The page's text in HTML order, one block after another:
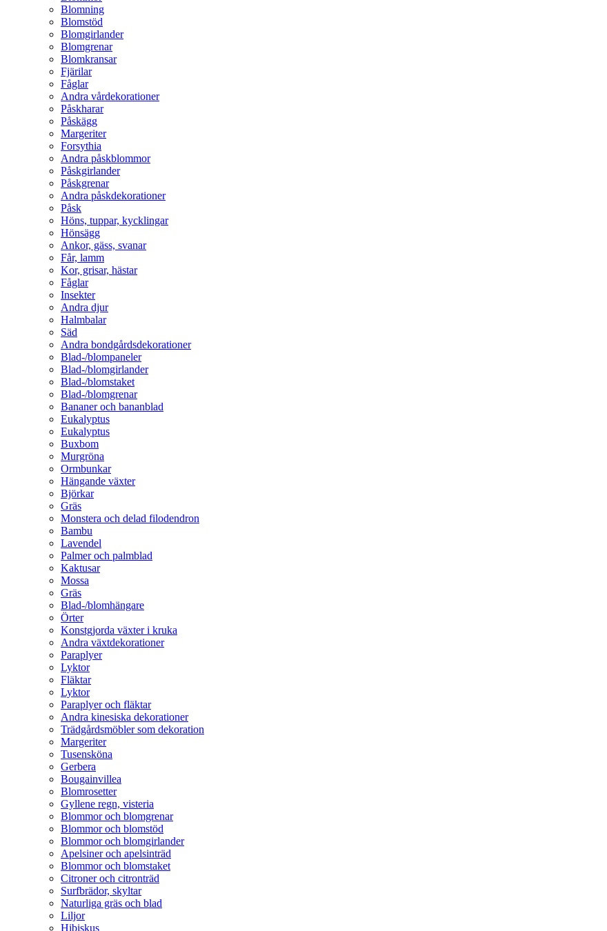
Blomning
Blomstöd
Blomgirlander
Blomgrenar
Blomkransar
Fjärilar
Fåglar
Andra vårdekorationer
Påskharar
Påskägg
Margeriter
Forsythia
Andra påskblommor
Påskgirlander
Påskgrenar
Andra påskdekorationer
Påsk
Höns, tuppar, kycklingar
Hönsägg
Ankor, gäss, svanar
Får, lamm
Kor, grisar, hästar
Fåglar
Insekter
Andra djur
Halmbalar
Säd
Andra bondgårdsdekorationer
Blad-/blompaneler
Blad-/blomgirlander
Blad-/blomstaket
Blad-/blomgrenar
Bananer och bananblad
Eukalyptus
Eukalyptus
Buxbom
Murgröna
Ormbunkar
Hängande växter
Björkar
Gräs
Monstera och delad filodendron
Bambu
Lavendel
Palmer och palmblad
Kaktusar
Mossa
Gräs
Blad-/blomhängare
Örter
Konstgjorda växter i kruka
Andra växtdekorationer
Paraplyer
Lyktor
Fläktar
Lyktor
Paraplyer och fläktar
Andra kinesiska dekorationer
Trädgårdsmöbler som dekoration
Margeriter
Tusensköna
Gerbera
Bougainvillea
Blomrosetter
Gyllene regn, visteria
Blommor och blomgrenar
Blommor och blomstöd
Blommor och blomgirlander
Apelsiner och apelsinträd
Blommor och blomstaket
Citroner och citronträd
Surfbrädor, skyltar
Naturliga gräs och blad
Liljor
Hibiskus